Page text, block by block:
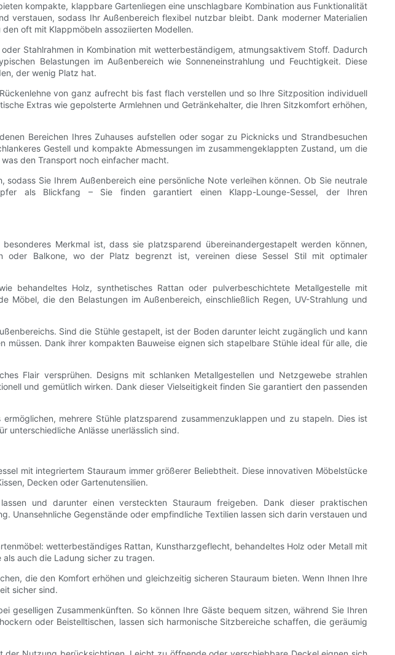
kompakte, klappbare Gartenliegen eine unschlagbare Kombination aus Funktionalität
verstauen, sodass Ihr Außenbereich flexibel nutzbar bleibt. Dank moderner Materialien
oft mit Klappmöbeln assoziierten Modellen.
Stahlrahmen in Kombination mit wetterbeständigem, atmungsaktivem Stoff. Dadurch
Belastungen im Außenbereich wie Sonneneinstrahlung und Feuchtigkeit. Diese
der wenig Platz hat.
von ganz aufrecht bis fast flach verstellen und so Ihre Sitzposition individuell
Extras wie gepolsterte Armlehnen und Getränkehalter, die Ihren Sitzkomfort erhöhen,
Bereichen Ihres Zuhauses aufstellen oder sogar zu Picknicks und Strandbesuchen
Gestell und kompakte Abmessungen im zusammengeklappten Zustand, um die
den Transport noch einfacher macht.
Sie Ihrem Außenbereich eine persönliche Note verleihen können. Ob Sie neutrale
als Blickfang – Sie finden garantiert einen Klapp-Lounge-Sessel, der Ihren
Merkmal ist, dass sie platzsparend übereinandergestapelt werden können,
oder Balkone, wo der Platz begrenzt ist, vereinen diese Sessel Stil mit optimaler
behandeltes Holz, synthetisches Rattan oder pulverbeschichtete Metallgestelle mit
Möbel, die den Belastungen im Außenbereich, einschließlich Regen, UV-Strahlung und
Sind die Stühle gestapelt, ist der Boden darunter leicht zugänglich und kann
Dank ihrer kompakten Bauweise eignen sich stapelbare Stühle ideal für alle, die
Flair versprühen. Designs mit schlanken Metallgestellen und Netzgewebe strahlen
und gemütlich wirken. Dank dieser Vielseitigkeit finden Sie garantiert den passenden
mehrere Stühle platzsparend zusammenzuklappen und zu stapeln. Dies ist
unterschiedliche Anlässe unerlässlich sind.
mit integriertem Stauraum immer größerer Beliebtheit. Diese innovativen Möbelstücke
Decken oder Gartenutensilien.
und darunter einen versteckten Stauraum freigeben. Dank dieser praktischen
Unansehnliche Gegenstände oder empfindliche Textilien lassen sich darin verstauen und
wetterbeständiges Rattan, Kunstharzgeflecht, behandeltes Holz oder Metall mit
auch die Ladung sicher zu tragen.
die den Komfort erhöhen und gleichzeitig sicheren Stauraum bieten. Wenn Ihnen Ihre
sicher sind.
geselligen Zusammenkünften. So können Ihre Gäste bequem sitzen, während Sie Ihren
oder Beistelltischen, lassen sich harmonische Sitzbereiche schaffen, die geräumig